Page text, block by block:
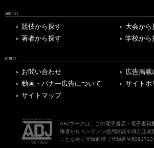
ARCHIVE
競技から探す
大会から
著者から探す
学校から
OTHERS
お問い合わせ
広告掲載
動画・バナー広告について
サイトポ
サイトマップ
ABJマークは、この電子書店・電子書籍
権者からコンテンツ使用許諾を得た正規
ことを示す登録商標（登録番号6091713